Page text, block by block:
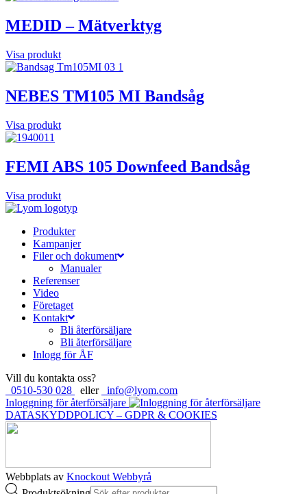
MEDID – Mätverktyg
Visa produkt
NEBES TM105 MI Bandsåg
Visa produkt
FEMI ABS 105 Downfeed Bandsåg
Visa produkt
Produkter
Kampanjer
Filer och dokument
Manualer
Referenser
Video
Företaget
Kontakt
Bli återförsäljare
Bli återförsäljare
Inlogg för ÅF
Vill du kontakta oss?
0510-530 028
eller
info@lyom.com
Inloggning för återförsäljare
DATASKYDDPOLICY – GDPR & COOKIES
Webbplats av Knockout Webbyrå